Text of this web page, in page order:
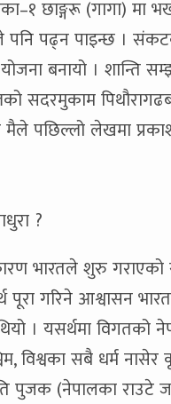
छाङ्गरू (गागा)
पनि पढ्न पाइन्छ ।
बनायो । शान्ति
सदरमुकाम
मैलेपछिल्लो लेखमा
?
भारतले शुरु गराएको
पूरा गरिने आश्वासन
। यसर्थमा विगतको
विश्वका सबै धर्म
पुजक (नेपालका राउटे